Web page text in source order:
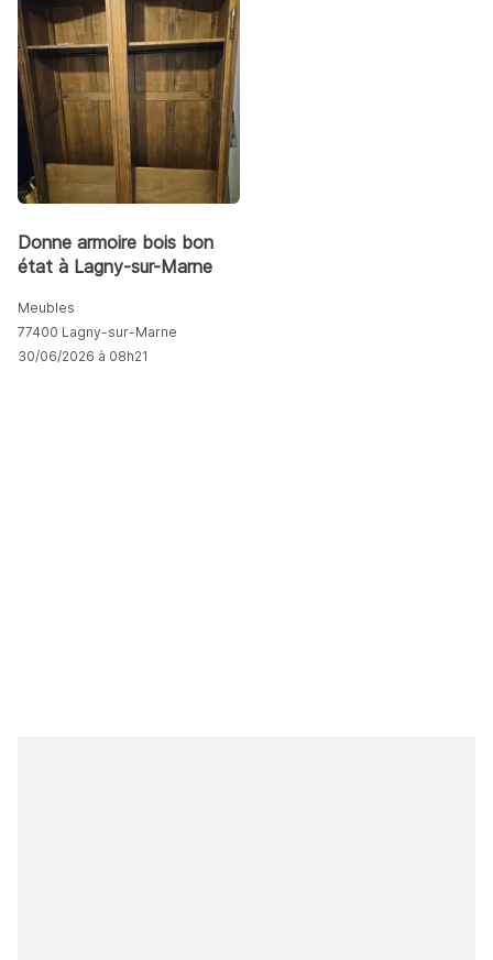
Donne armoire bois bon
état à Lagny-sur-Marne
Meubles
77400 Lagny-sur-Marne
30/06/2026 à 08h21